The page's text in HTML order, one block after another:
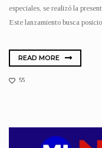
especiales, se realizó la
Este lanzamiento busca
READ MORE
55